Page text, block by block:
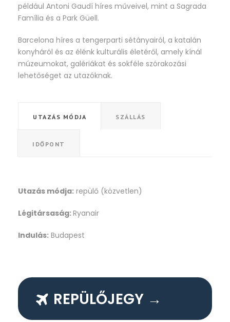
például Antoni Gaudí híres műveivel, mint a Sagrada
Família és a Park Güell.
Barcelona híres a tengerparti sétányairól, a katalán
konyháról és az élénk kulturális életéről, amely kínál
múzeumokat, galériákat és sokféle szórakozási
lehetőséget az utazóknak.
UTAZÁS MÓDJA SZÁLLÁS
IDŐPONT
Utazás módja: repülő (közvetlen)
Légitársaság:Ryanair
Indulás: Budapest
REPÜLŐJEGY →